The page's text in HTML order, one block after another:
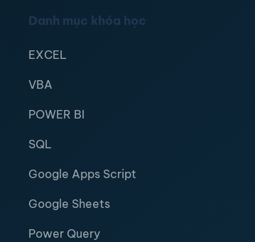
Danh mục khóa học
EXCEL
VBA
POWER BI
SQL
Google Apps Script
Google Sheets
Power Query